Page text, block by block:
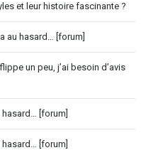
et leur histoire fascinante ?
au hasard… [forum]
un peu, j’ai besoin d’avis
hasard… [forum]
hasard… [forum]